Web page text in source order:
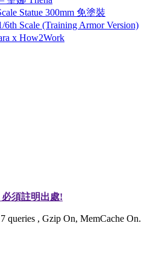
Statue 300mm 免塗裝
Scale (Training Armor Version)
x How2Work
須註明出處!
queries , Gzip On, MemCache On.